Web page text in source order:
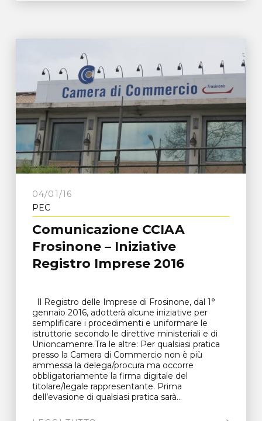
04/01/16
PEC
Comunicazione CCIAA
Frosinone – Iniziative
Registro Imprese 2016
Il Registro delle Imprese di Frosinone, dal 1°
gennaio 2016, adotterà alcune iniziative per
semplificare i procedimenti e uniformare le
istruttorie secondo le direttive ministeriali e di
Unioncamenre.Tra le altre: Per qualsiasi pratica
presso la Camera di Commercio non è più
ammessa la delega/procura ma occorre
obbligatoriamente la firma digitale del
titolare/legale rappresentante. Prima
dell’evasione di qualsiasi pratica sarà...